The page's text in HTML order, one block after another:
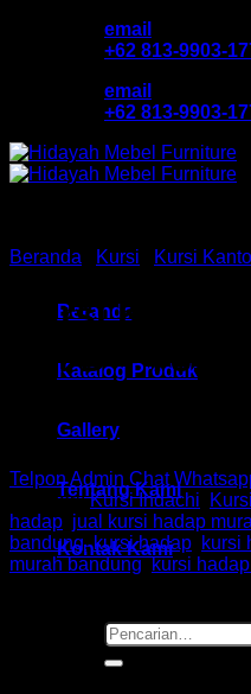
email
+62 813-9903-
email
+62 813-9903-
Beranda
Katalog Produk
Gallery
Tentang Kami
Kontak Kami
Pencarian
untuk:
Beranda Kursi Kursi
Kursi
HM D – 781
Telpon Admin Chat
Kategori:Kursi Indachi
hadap jual kursi hadap
bandung,kursi hadap kursi
murah bandung,kursi